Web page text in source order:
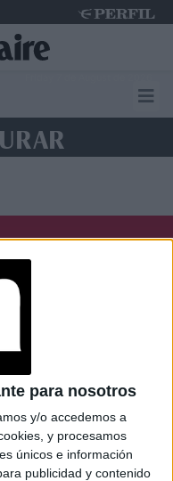
para nosotros
y/o accedemos a
y procesamos
únicos e información
publicidad y contenido
Break BATimes
derechos reservados
Nro. 5346433